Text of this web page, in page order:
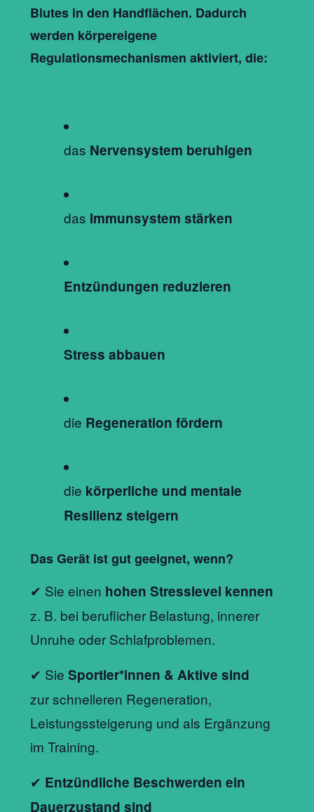
Blutes in den Handflächen. Dadurch
werden körpereigene
Regulationsmechanismen aktiviert, die:
das Nervensystem beruhigen
das Immunsystem stärken
Entzündungen reduzieren
Stress abbauen
die Regeneration fördern
die körperliche und mentale
Resilienz steigern
Das Gerät ist gut geeignet, wenn?
✔ Sie einen hohen Stresslevel kennen
z. B. bei beruflicher Belastung, innerer
Unruhe oder Schlafproblemen.
✔ SieSportler*innen & Aktive sind
zur schnelleren Regeneration,
Leistungssteigerung und als Ergänzung
im Training.
✔ Entzündliche Beschwerden ein
Dauerzustand sind